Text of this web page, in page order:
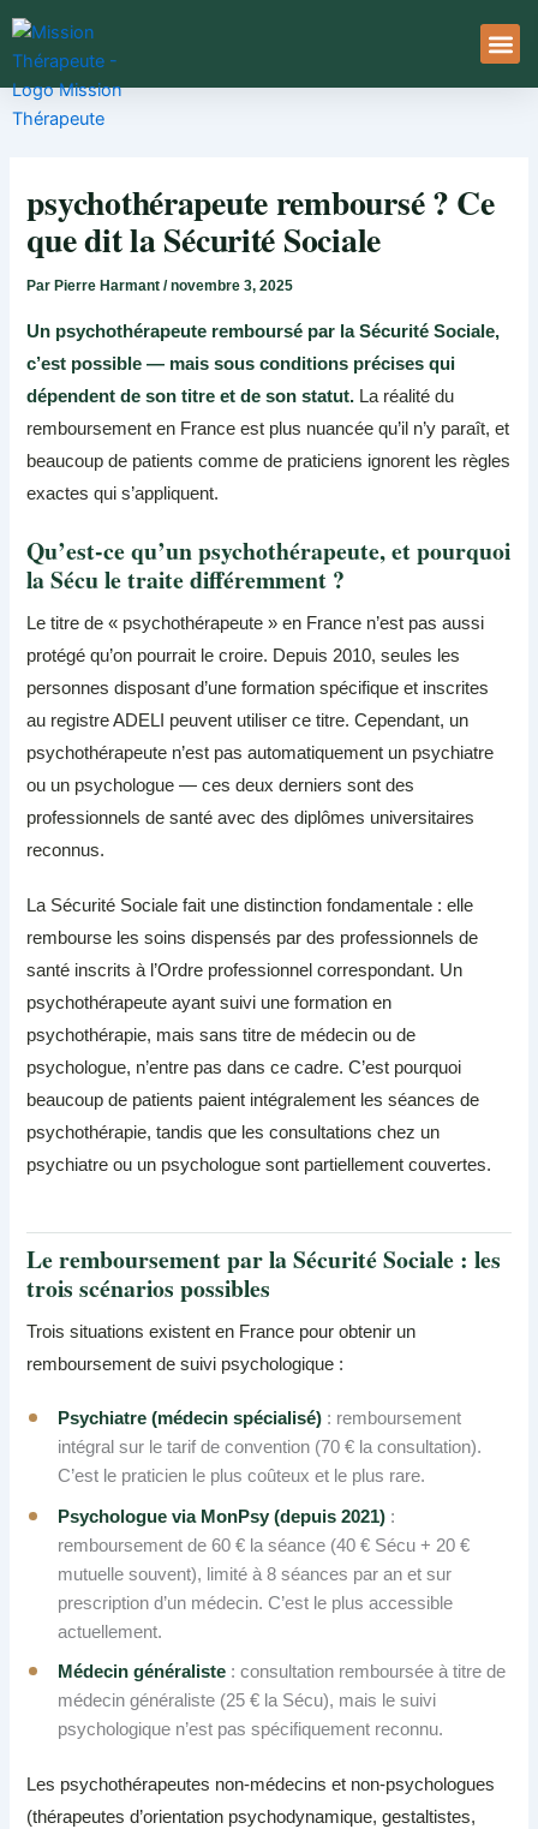
Aller
au
contenu
psychothérapeute remboursé ? Ce
que dit la Sécurité Sociale
Par Pierre Harmant/novembre 3, 2025
Un psychothérapeute remboursé par la Sécurité Sociale,
c’est possible — mais sous conditions précises qui
dépendent de son titre et de son statut. La réalité du
remboursement en France est plus nuancée qu’il n’y paraît, et
beaucoup de patients comme de praticiens ignorent les règles
exactes qui s’appliquent.
Qu’est-ce qu’un psychothérapeute, et pourquoi
la Sécu le traite différemment ?
Le titre de « psychothérapeute » en France n’est pas aussi
protégé qu’on pourrait le croire. Depuis 2010, seules les
personnes disposant d’une formation spécifique et inscrites
au registre ADELI peuvent utiliser ce titre. Cependant, un
psychothérapeute n’est pas automatiquement un psychiatre
ou un psychologue — ces deux derniers sont des
professionnels de santé avec des diplômes universitaires
reconnus.
La Sécurité Sociale fait une distinction fondamentale : elle
rembourse les soins dispensés par des professionnels de
santé inscrits à l’Ordre professionnel correspondant. Un
psychothérapeute ayant suivi une formation en
psychothérapie, mais sans titre de médecin ou de
psychologue, n’entre pas dans ce cadre. C’est pourquoi
beaucoup de patients paient intégralement les séances de
psychothérapie, tandis que les consultations chez un
psychiatre ou un psychologue sont partiellement couvertes.
Le remboursement par la Sécurité Sociale : les
trois scénarios possibles
Trois situations existent en France pour obtenir un
remboursement de suivi psychologique :
Psychiatre (médecin spécialisé) : remboursement
intégral sur le tarif de convention (70 € la consultation).
C’est le praticien le plus coûteux et le plus rare.
Psychologue via MonPsy (depuis 2021) :
remboursement de 60 € la séance (40 € Sécu + 20 €
mutuelle souvent), limité à 8 séances par an et sur
prescription d’un médecin. C’est le plus accessible
actuellement.
Médecin généraliste : consultation remboursée à titre de
médecin généraliste (25 € la Sécu), mais le suivi
psychologique n’est pas spécifiquement reconnu.
Les psychothérapeutes non-médecins et non-psychologues
(thérapeutes d’orientation psychodynamique, gestaltistes,